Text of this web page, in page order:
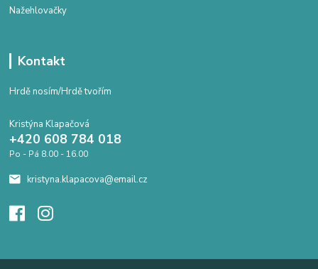
Nažehlovačky
Kontakt
Hrdě nosím/Hrdě tvořím
Kristýna Klapačová
+420 608 784 018
Po - Pá 8.00 - 16.00
kristyna.klapacova@email.cz